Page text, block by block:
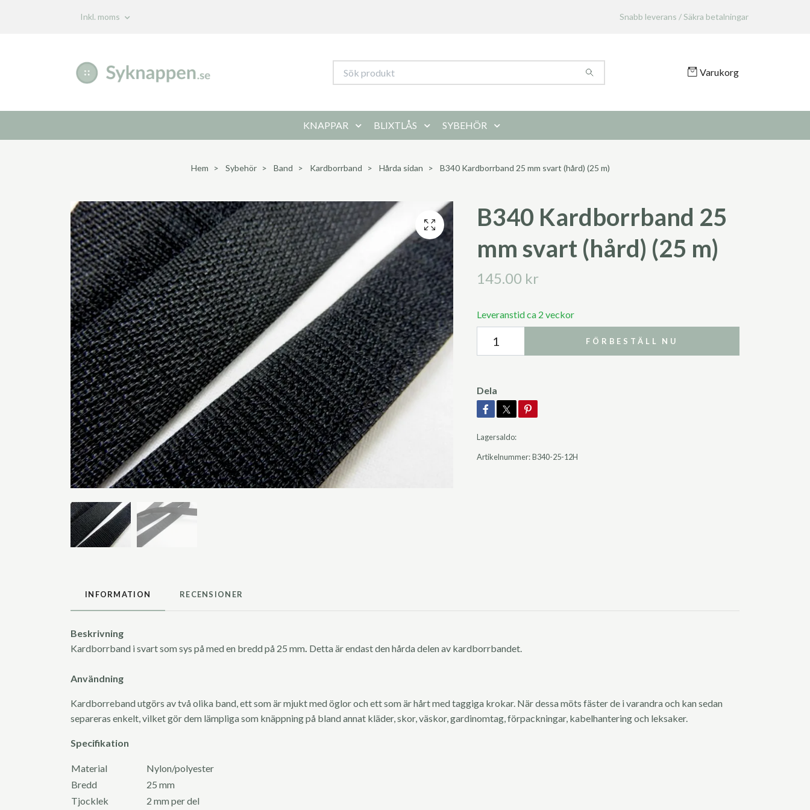
Inkl. moms Snabb leverans / Säkra betalningar
Varukorg
KNAPPAR BLIXTLÅS SYBEHÖR
Hem Sybehör Band Kardborrband Hårda sidan B340 Kardborrband 25 mm svart (hård) (25 m)
B340 Kardborrband 25
mm svart (hård) (25 m)
145.00 kr
Leveranstid ca 2 veckor
FÖRBESTÄLL NU
Dela
Lagersaldo:
Artikelnummer:B340-25-12H
INFORMATION RECENSIONER
Beskrivning
Kardborrband i svart som sys på med en bredd på 25 mm. Detta är endast den hårda delen av kardborrbandet.
Användning
Kardborreband utgörs av två olika band, ett som är mjukt med öglor och ett som är hårt med taggiga krokar. När dessa möts fäster de i varandra och kan sedan
separeras enkelt, vilket gör dem lämpliga som knäppning på bland annat kläder, skor, väskor, gardinomtag, förpackningar, kabelhantering och leksaker.
Specifikation
Material
Nylon/polyester
Bredd
25 mm
Tjocklek
2 mm per del